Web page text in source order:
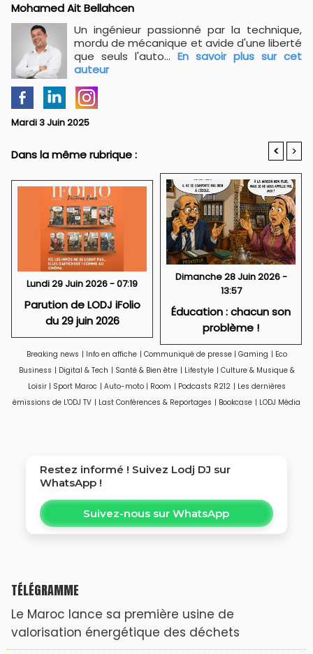
Mohamed Ait Bellahcen
Un ingénieur passionné par la technique,
mordu de mécanique et avide d'une liberté
que seuls l'auto... En savoir plus sur cet
auteur
Mardi 3 Juin 2025
Dans la même rubrique : < >
Lundi 29 Juin 2026 - 07:19
Parution de LODJ iFolio
du 29 juin 2026
Dimanche 28 Juin 2026 -
13:57
Éducation : chacun son
problème !
Breaking news | Info en affiche | Communiqué de presse | Gaming | Eco
Business | Digital & Tech | Santé & Bien être | Lifestyle | Culture & Musique &
Loisir | Sport Maroc | Auto-moto | Room | Podcasts R212 | Les dernières
émissions de L'ODJ TV | Last Conférences & Reportages | Bookcase | LODJ Média
Restez informé ! Suivez Lodj DJ sur
WhatsApp !
Suivez-nous sur WhatsApp
TÉLÉGRAMME
Le Maroc lance sa première usine de
valorisation énergétique des déchets